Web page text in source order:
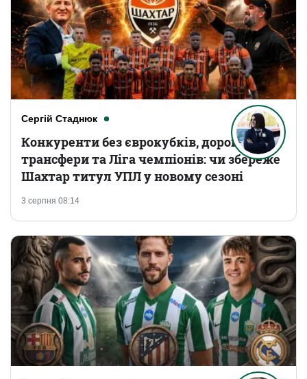
Сергій Стаднюк
3 серпня 08:14
Конкуренти без єврокубків, дорогі
трансфери та Ліга чемпіонів: чи збереже
Шахтар титул УПЛ у новому сезоні